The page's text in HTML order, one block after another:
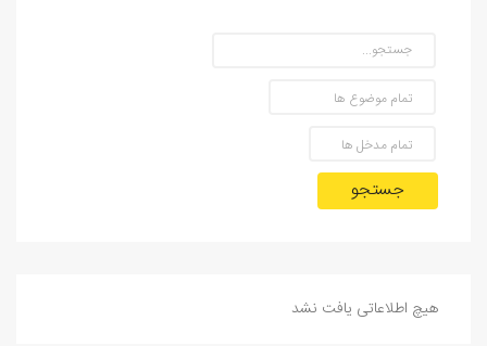
جستجو
هیچ اطلاعاتی یافت نشد